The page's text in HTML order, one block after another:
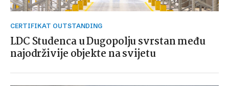
CERTIFIKAT OUTSTANDING
LDC Studenca u Dugopolju svrstan među
najodrživije objekte na svijetu